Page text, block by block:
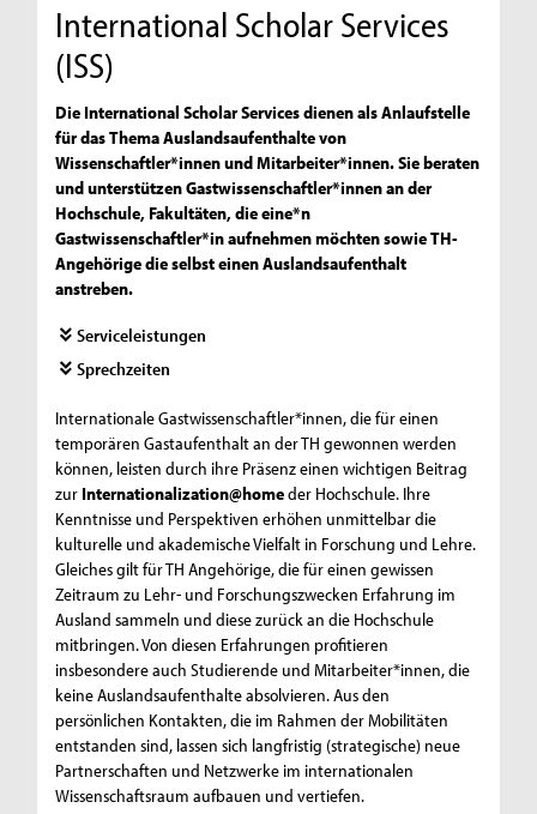
International Scholar Services
(ISS)
Die International Scholar Services dienen als Anlaufstelle
für das Thema Auslandsaufenthalte von
Wissenschaftler*innen und Mitarbeiter*innen. Sie beraten
und unterstützen Gastwissenschaftler*innen an der
Hochschule, Fakultäten, die eine*n
Gastwissenschaftler*in aufnehmen möchten sowie TH-
Angehörige die selbst einen Auslandsaufenthalt
anstreben.
Serviceleistungen
Sprechzeiten
Internationale Gastwissenschaftler*innen, die für einen
temporären Gastaufenthalt an der TH gewonnen werden
können, leisten durch ihre Präsenz einen wichtigen Beitrag
zur Internationalization@homeder Hochschule. Ihre
Kenntnisse und Perspektiven erhöhen unmittelbar die
kulturelle und akademische Vielfalt in Forschung und Lehre.
Gleiches gilt für TH Angehörige, die für einen gewissen
Zeitraum zu Lehr- und Forschungszwecken Erfahrung im
Ausland sammeln und diese zurück an die Hochschule
mitbringen. Von diesen Erfahrungen profitieren
insbesondere auch Studierende und Mitarbeiter*innen, die
keine Auslandsaufenthalte absolvieren. Aus den
persönlichen Kontakten, die im Rahmen der Mobilitäten
entstanden sind, lassen sich langfristig (strategische) neue
Partnerschaften und Netzwerke im internationalen
Wissenschaftsraum aufbauen und vertiefen.